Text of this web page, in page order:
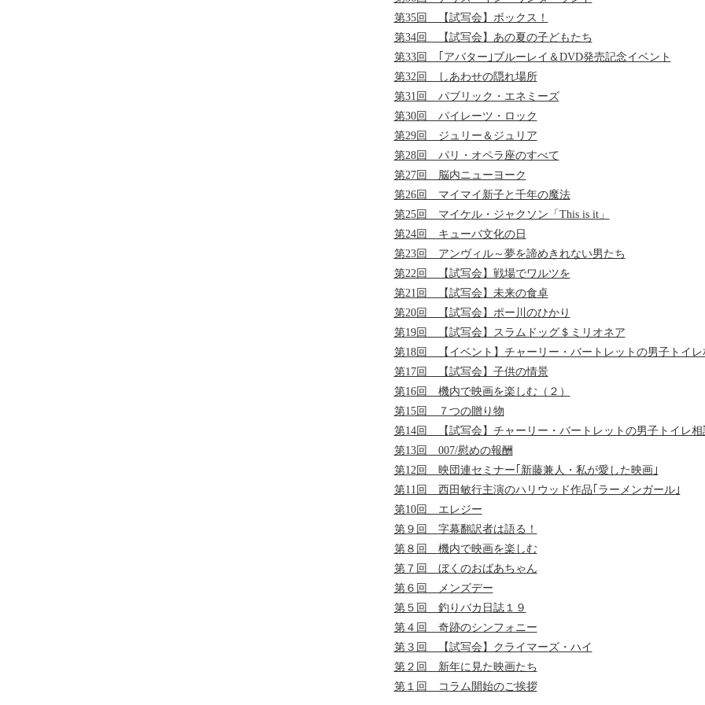
第35回 【試写会】ボックス！
第34回 【試写会】あの夏の子どもたち
第33回 ｢アバター｣ブルーレイ＆DVD発売記念イベント
第32回 しあわせの隠れ場所
第31回 パブリック・エネミーズ
第30回 パイレーツ・ロック
第29回 ジュリー＆ジュリア
第28回 パリ・オペラ座のすべて
第27回 脳内ニューヨーク
第26回 マイマイ新子と千年の魔法
第25回 マイケル・ジャクソン「This is it」
第24回 キューバ文化の日
第23回 アンヴィル～夢を諦めきれない男たち
第22回 【試写会】戦場でワルツを
第21回 【試写会】未来の食卓
第20回 【試写会】ポー川のひかり
第19回 【試写会】スラムドッグ＄ミリオネア
第18回 【イベント】チャーリー・バートレットの男子トイレ
第17回 【試写会】子供の情景
第16回 機内で映画を楽しむ（２）
第15回 ７つの贈り物
第14回 【試写会】チャーリー・バートレットの男子トイレ相
第13回 007/慰めの報酬
第12回 映団連セミナー｢新藤兼人・私が愛した映画｣
第11回 西田敏行主演のハリウッド作品｢ラーメンガール｣
第10回 エレジー
第９回 字幕翻訳者は語る！
第８回 機内で映画を楽しむ
第７回 ぼくのおばあちゃん
第６回 メンズデー
第５回 釣りバカ日誌１９
第４回 奇跡のシンフォニー
第３回 【試写会】クライマーズ・ハイ
第２回 新年に見た映画たち
第１回 コラム開始のご挨拶